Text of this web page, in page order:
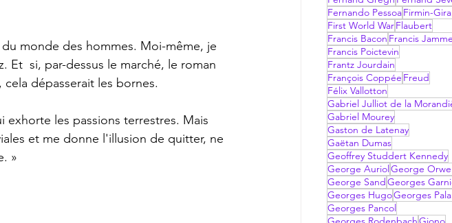
Et  si, par-dessus le marché, le roman
dépasserait les bornes.
et me donne l'illusion de quitter, ne
»
Fernando PessoaFirmin-
First World WarFlaubert
Francis Bacon Francis
Francis Poictevin
Frantz Jourdain
François Coppée Freud
Félix Vallotton
Gabriel Julliot de la
Gabriel Mourey
Gaston de Latenay
Gaëtan Dumas
Geoffrey Studdert Kennedy
George Auriol George
George Sand Georges
Georges HugoGeorges
Georges Pancol